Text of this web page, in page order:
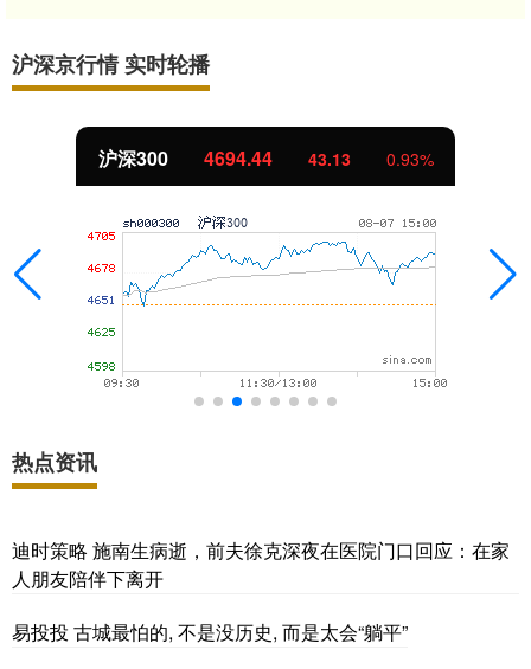
沪深京行情 实时轮播
沪深300 4694.44 43.13 0.93%
热点资讯
迪时策略 施南生病逝，前夫徐克深夜在医院门口回应：在家
人朋友陪伴下离开
易投投 古城最怕的, 不是没历史, 而是太会“躺平”